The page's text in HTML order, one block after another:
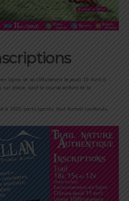
ligne, et se clôtureront le jeudi 19 Avril à
place, sauf la course enfant et la
à 1000 participants, tout format confondu.